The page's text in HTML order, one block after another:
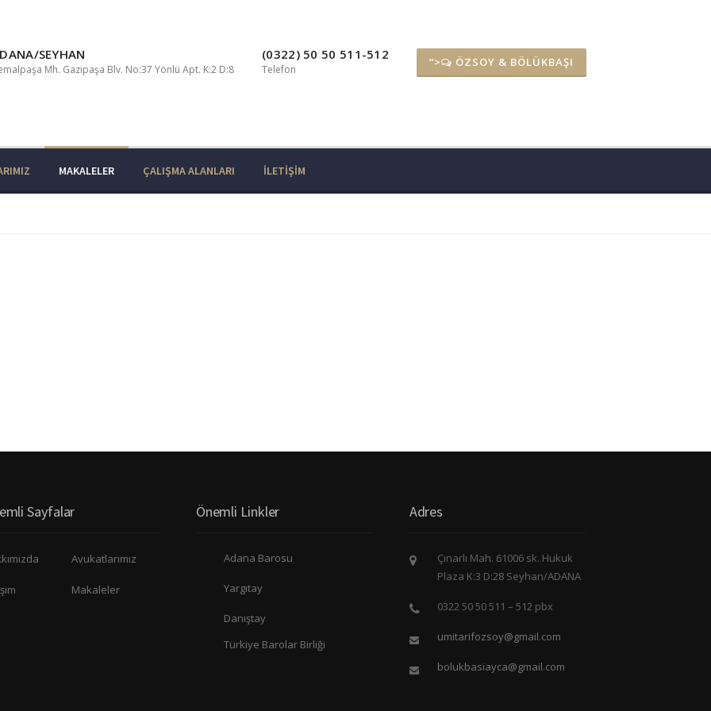
SEYHAN
Mh. Gazipaşa Blv. No:37 Yönlü Apt. K:2 D:8
(0322) 50 50 511-512
Telefon
“> ÖZSOY & BÖLÜKBAŞI
MAKALELER ÇALIŞMA ALANLARI İLETIŞIM
Sayfalar
Avukatlarımız
Makaleler
Önemli Linkler
Adana Barosu
Yargıtay
Danıştay
Türkiye Barolar Birliği
Adres
Çınarlı Mah. 61006 sk. Hukuk
Plaza K:3 D:28 Seyhan/ADANA
0322 50 50 511 – 512 pbx
umitarifozsoy@gmail.com
bolukbasiayca@gmail.com